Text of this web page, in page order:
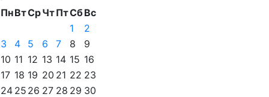
ПнВтСрЧтПтСбВс
1
2
3
4 5 6 7 8
9
10 11 12 13 14 15 16
17 18 19 20 21 22 23
24 25 26 27 28 29 30